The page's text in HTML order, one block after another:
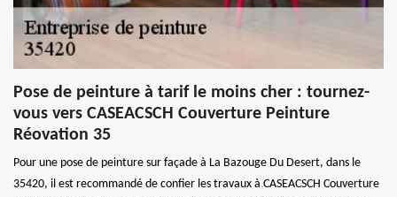
Pose de peinture à tarif le moins cher : tournez-
vous vers CASEACSCH Couverture Peinture
Réovation 35
Pour une pose de peinture sur façade à La Bazouge Du Desert, dans le
35420, il est recommandé de confier les travaux à CASEACSCH Couverture